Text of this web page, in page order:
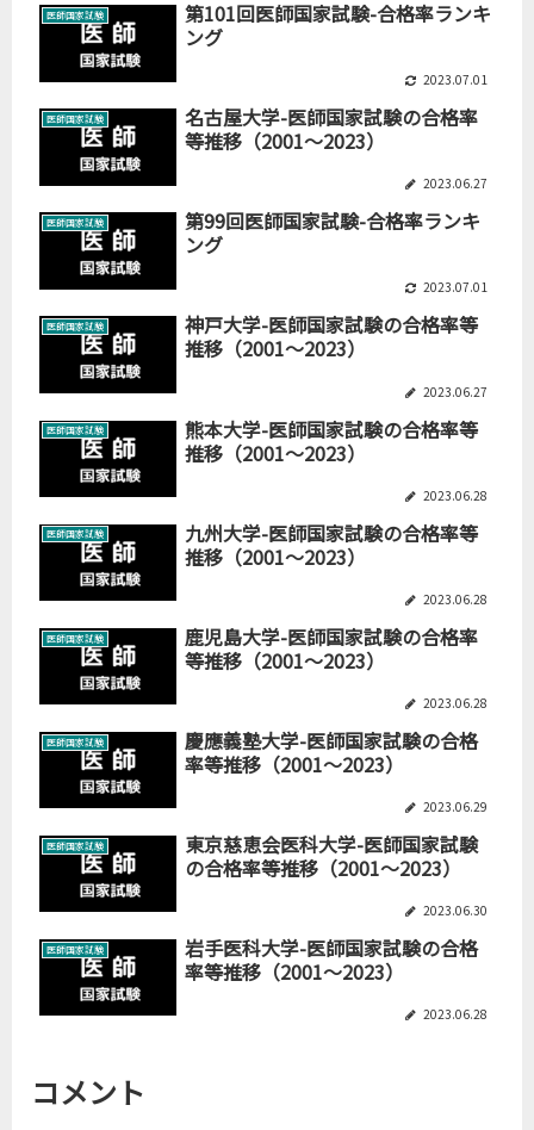
医師国家試験
第101回医師国家試験-合格率ランキ
ング
2023.07.01
医師国家試験
名古屋大学-医師国家試験の合格率
等推移（2001～2023）
2023.06.27
医師国家試験
第99回医師国家試験-合格率ランキ
ング
2023.07.01
医師国家試験
神戸大学-医師国家試験の合格率等
推移（2001～2023）
2023.06.27
医師国家試験
熊本大学-医師国家試験の合格率等
推移（2001～2023）
2023.06.28
医師国家試験
九州大学-医師国家試験の合格率等
推移（2001～2023）
2023.06.28
医師国家試験
鹿児島大学-医師国家試験の合格率
等推移（2001～2023）
2023.06.28
医師国家試験
慶應義塾大学-医師国家試験の合格
率等推移（2001～2023）
2023.06.29
医師国家試験
東京慈恵会医科大学-医師国家試験
の合格率等推移（2001～2023）
2023.06.30
医師国家試験
岩手医科大学-医師国家試験の合格
率等推移（2001～2023）
2023.06.28
コメント